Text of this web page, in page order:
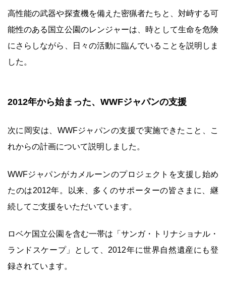
高性能の武器や探査機を備えた密猟者たちと、対峙する可
能性のある国立公園のレンジャーは、時として生命を危険
にさらしながら、日々の活動に臨んでいることを説明しま
した。
2012年から始まった、WWFジャパンの支援
次に岡安は、WWFジャパンの支援で実施できたこと、こ
れからの計画について説明しました。
WWFジャパンがカメルーンのプロジェクトを支援し始め
たのは2012年。以来、多くのサポーターの皆さまに、継
続してご支援をいただいています。
ロベケ国立公園を含む一帯は「サンガ・トリナショナル・
ランドスケープ」として、2012年に世界自然遺産にも登
録されています。